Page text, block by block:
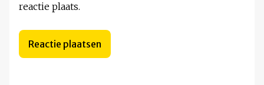
reactie plaats.